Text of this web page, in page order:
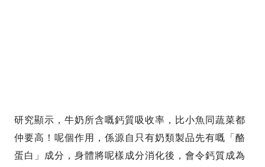
研究顯示，牛奶所含嘅鈣質吸收率，比小魚同蔬菜都
仲要高！呢個作用，係源自只有奶類製品先有嘅「酪
蛋白」成分，身體將呢樣成分消化後，會令鈣質成為